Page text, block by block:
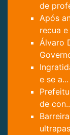
de
Após
recua e
Álvaro
e se a...
de